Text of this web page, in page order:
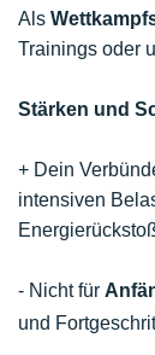
Als
Trainings oder
Stärken und
+ Dein
intensiven
- Nicht für
und